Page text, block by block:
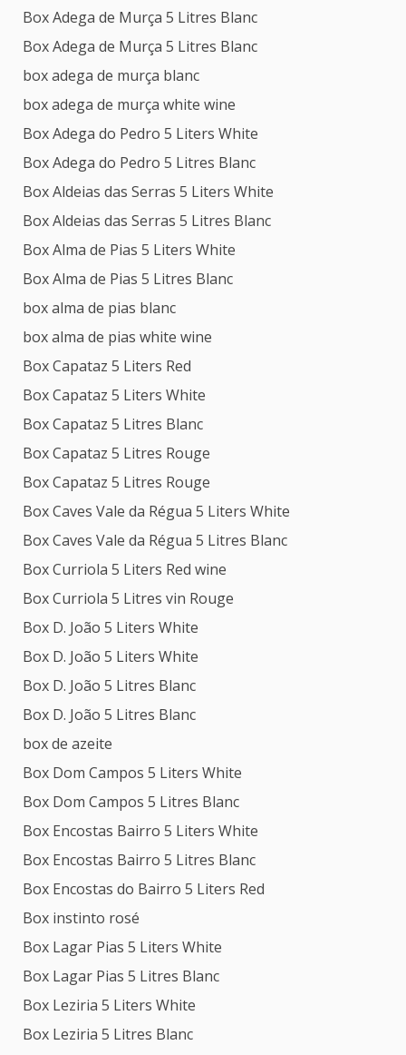
Box Adega de Murça 5 Litres Blanc
Box Adega de Murça 5 Litres Blanc
box adega de murça blanc
box adega de murça white wine
Box Adega do Pedro 5 Liters White
Box Adega do Pedro 5 Litres Blanc
Box Aldeias das Serras 5 Liters White
Box Aldeias das Serras 5 Litres Blanc
Box Alma de Pias 5 Liters White
Box Alma de Pias 5 Litres Blanc
box alma de pias blanc
box alma de pias white wine
Box Capataz 5 Liters Red
Box Capataz 5 Liters White
Box Capataz 5 Litres Blanc
Box Capataz 5 Litres Rouge
Box Capataz 5 Litres Rouge
Box Caves Vale da Régua 5 Liters White
Box Caves Vale da Régua 5 Litres Blanc
Box Curriola 5 Liters Red wine
Box Curriola 5 Litres vin Rouge
Box D. João 5 Liters White
Box D. João 5 Liters White
Box D. João 5 Litres Blanc
Box D. João 5 Litres Blanc
box de azeite
Box Dom Campos 5 Liters White
Box Dom Campos 5 Litres Blanc
Box Encostas Bairro 5 Liters White
Box Encostas Bairro 5 Litres Blanc
Box Encostas do Bairro 5 Liters Red
Box instinto rosé
Box Lagar Pias 5 Liters White
Box Lagar Pias 5 Litres Blanc
Box Leziria 5 Liters White
Box Leziria 5 Litres Blanc